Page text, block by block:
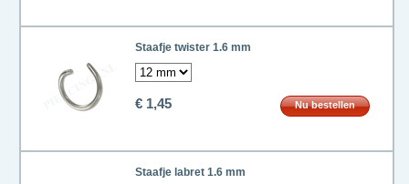
Staafje twister 1.6 mm
€ 1,45 Nu bestellen
Staafje labret 1.6 mm